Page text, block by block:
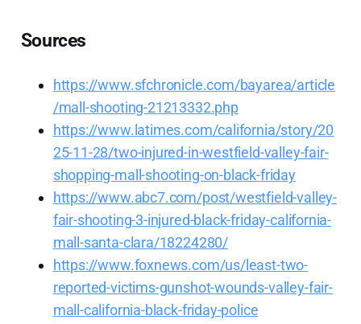
Sources
https://www.sfchronicle.com/bayarea/article
/mall-shooting-21213332.php
https://www.latimes.com/california/story/20
25-11-28/two-injured-in-westfield-valley-fair-
shopping-mall-shooting-on-black-friday
https://www.abc7.com/post/westfield-valley-
fair-shooting-3-injured-black-friday-california-
mall-santa-clara/18224280/
https://www.foxnews.com/us/least-two-
reported-victims-gunshot-wounds-valley-fair-
mall-california-black-friday-police